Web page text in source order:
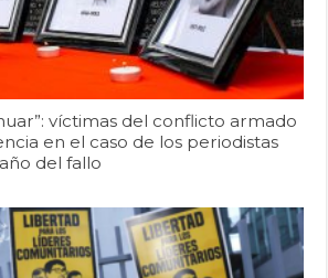
víctimas del conflicto armado
en el caso de los periodistas
del fallo